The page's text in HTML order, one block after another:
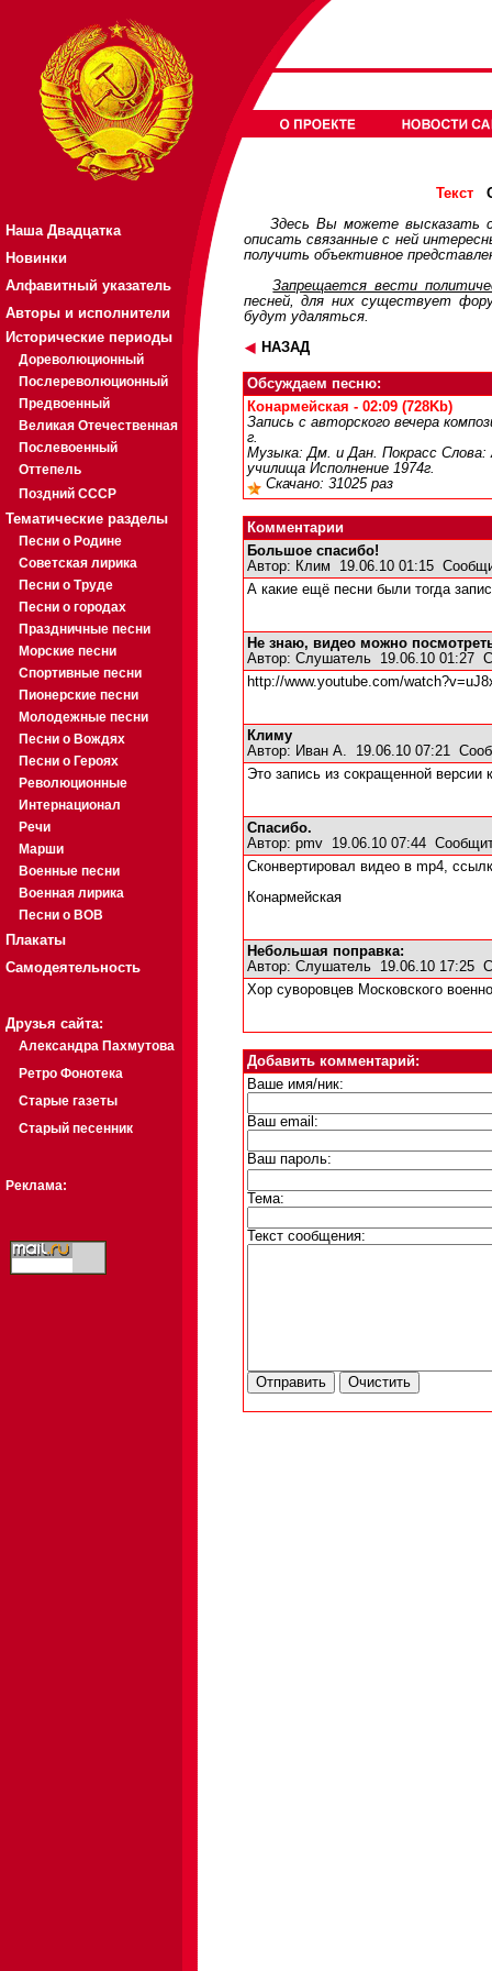
Наша Двадцатка
Новинки
Алфавитный указатель
Авторы и исполнители
Исторические периоды
Дореволюционный
Послереволюционный
Предвоенный
Великая Отечественная
Послевоенный
Оттепель
Поздний СССР
Тематические разделы
Песни о Родине
Советская лирика
Песни о Труде
Песни о городах
Праздничные песни
Морские песни
Спортивные песни
Пионерские песни
Молодежные песни
Песни о Вождях
Песни о Героях
Революционные
Интернационал
Речи
Марши
Военные песни
Военная лирика
Песни о ВОВ
Плакаты
Самодеятельность
Друзья сайта:
Александра Пахмутова
Ретро Фонотека
Старые газеты
Старый песенник
Реклама:
Текст
Здесь Вы можете высказать
описать связанные с ней
получить объективное
Запрещается вести
песней, для них существует
будут удаляться.
НАЗАД
Обсуждаем песню:
Конармейская - 02:09 (728Kb)
Запись с авторского вечера
г.
Музыка: Дм. и Дан. Покрасс Слова:
училища Исполнение 1974г.
Скачано: 31025 раз
Комментарии
Большое спасибо!
Автор: Клим 19.06.10 01:15
А какие ещё песни были тогда
Не знаю, видео можно
Автор: Слушатель 19.06.10 01:27
http://www.youtube.com/
Климу
Автор: Иван А. 19.06.10 07:21
Это запись из сокращенной версии
Спасибо.
Автор: pmv 19.06.10 07:44
Сконвертировал видео в mp4,
Конармейская
Небольшая поправка:
Автор: Слушатель 19.06.10 17:25
Хор суворовцев Московского
Добавить комментарий:
Ваше имя/ник:
Ваш email:
Ваш пароль:
Тема:
Текст сообщения: